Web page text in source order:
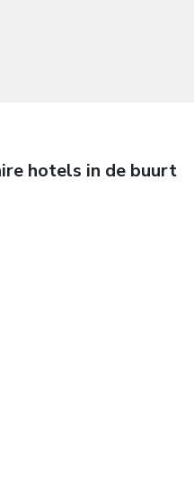
hotels in de buurt